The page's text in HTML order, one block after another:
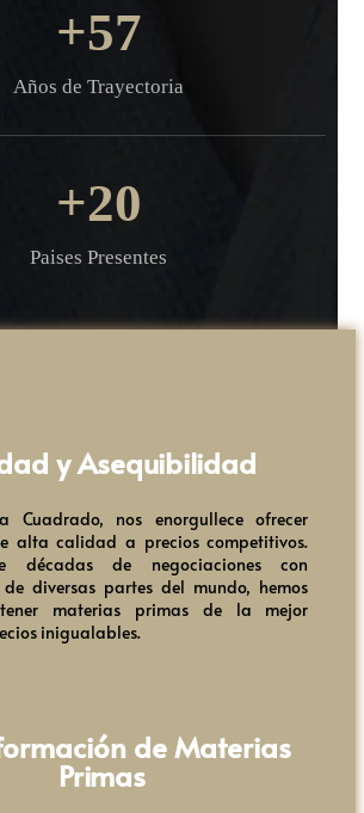
57
Años de Trayectoria
20
Paises Presentes
y Asequibilidad
Cuadrado, nos enorgullece ofrecer
alta calidad a precios competitivos.
décadas de negociaciones con
de diversas partes del mundo, hemos
materias primas de la mejor
inigualables.
de Materias
Primas